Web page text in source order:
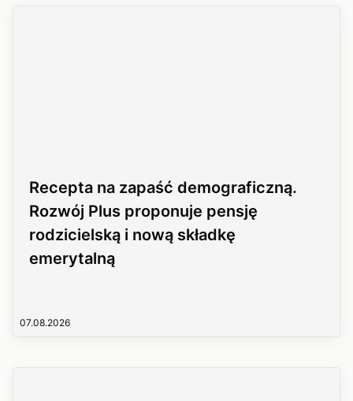
Recepta na zapaść demograficzną.
Rozwój Plus proponuje pensję
rodzicielską i nową składkę
emerytalną
07.08.2026